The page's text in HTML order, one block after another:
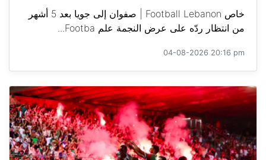
خاص Football Lebanon | صفوان إلى جويا بعد 5 أشهر
من انتظار ردّه على عرض النجمة علم Footba...
04-08-2026 20:16 pm